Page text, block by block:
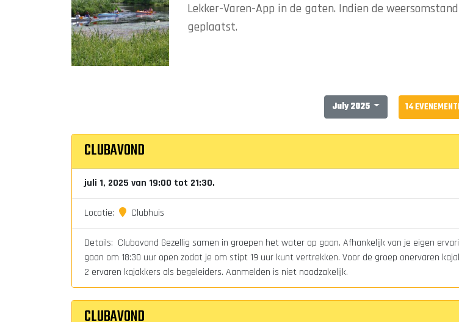
Lekker-Varen-App in de gaten. Indien de
geplaatst.
July 2025 14
CLUBAVOND
juli 1, 2025 van 19:00 tot 21:30.
Locatie: Clubhuis
Details: Clubavond Gezellig samen in groepen het water op gaan. Afhankelijk van je eigen
gaan om 18:30 uur open zodat je om stipt 19 uur kunt vertrekken. Voor de groep onervaren
2 ervaren kajakkers als begeleiders. Aanmelden is niet noodzakelijk.
CLUBAVOND